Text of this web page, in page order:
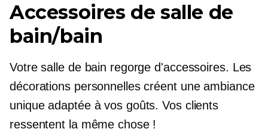
Accessoires de salle de
bain/bain
Votre salle de bain regorge d'accessoires. Les
décorations personnelles créent une ambiance
unique adaptée à vos goûts. Vos clients
ressentent la même chose !